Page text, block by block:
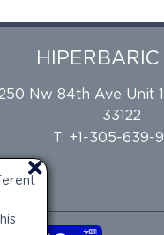
Nw 84th Ave Unit
33122
T: +1-305-639-